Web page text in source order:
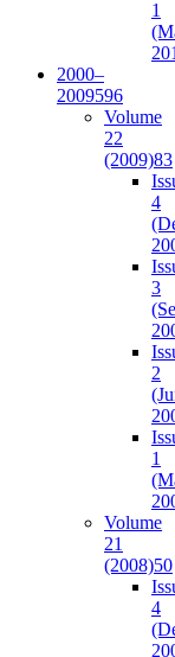
1
2000–
2009596
Volume
22
(2009)83
4
3
2
1
Volume
21
(2008)50
4